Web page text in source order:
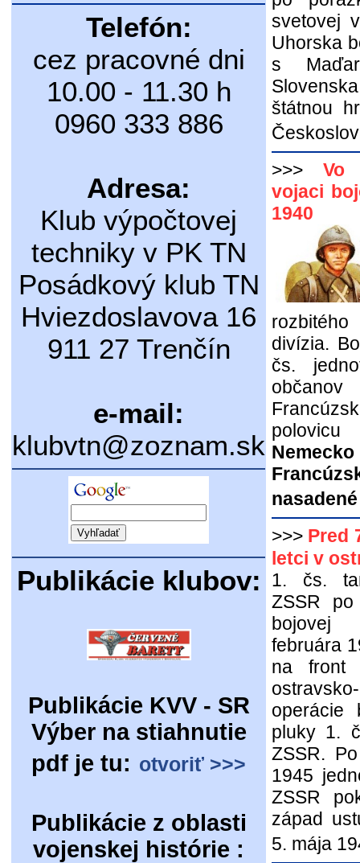
Telefón:
cez pracovné dni
10.00 - 11.30 h
0960 333 886
Adresa:
Klub výpočtovej
techniky v PK TN
Posádkový klub TN
Hviezdoslavova 16
911 27 Trenčín
e-mail:
klubvtn@zoznam.sk
Publikácie klubov:
Publikácie KVV - SR
Výber na stiahnutie
pdf je tu: otvoriť >>>
Publikácie z oblasti
vojenskej histórie :
svetovej
Uhorska
s
štátnou
>>>
Vo
vojaci
1940
divízia.
čs.
>>> Pred
letci v
1. čs.
ZSSR po
bojovej
februára
na front
operácie
pluky 1.
ZSSR.
1945
ZSSR
západ
5. mája